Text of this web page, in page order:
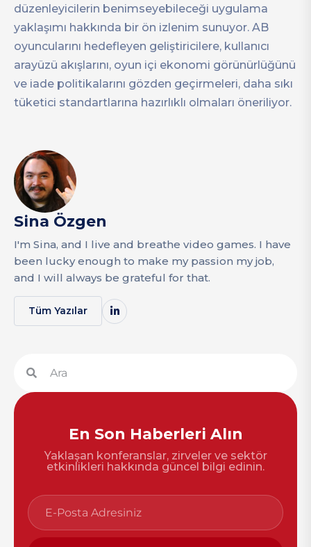
düzenleyicilerin benimseyebileceği uygulama
yaklaşımı hakkında bir ön izlenim sunuyor. AB
oyuncularını hedefleyen geliştiricilere, kullanıcı
arayüzü akışlarını, oyun içi ekonomi görünürlüğünü
ve iade politikalarını gözden geçirmeleri, daha sıkı
tüketici standartlarına hazırlıklı olmaları öneriliyor.
Sina Özgen
I'm Sina, and I live and breathe video games. I have
been lucky enough to make my passion my job,
and I will always be grateful for that.
Tüm Yazılar
En Son Haberleri Alın
Yaklaşan konferanslar, zirveler ve sektör
etkinlikleri hakkında güncel bilgi edinin.